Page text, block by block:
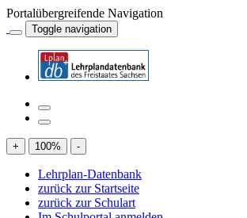
Portalübergreifende Navigation
Toggle navigation
+ 100% -
Lehrplan-Datenbank
zurück zur Startseite
zurück zur Schulart